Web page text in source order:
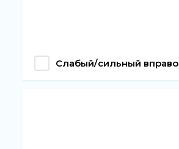
Слабый/сильный вправо